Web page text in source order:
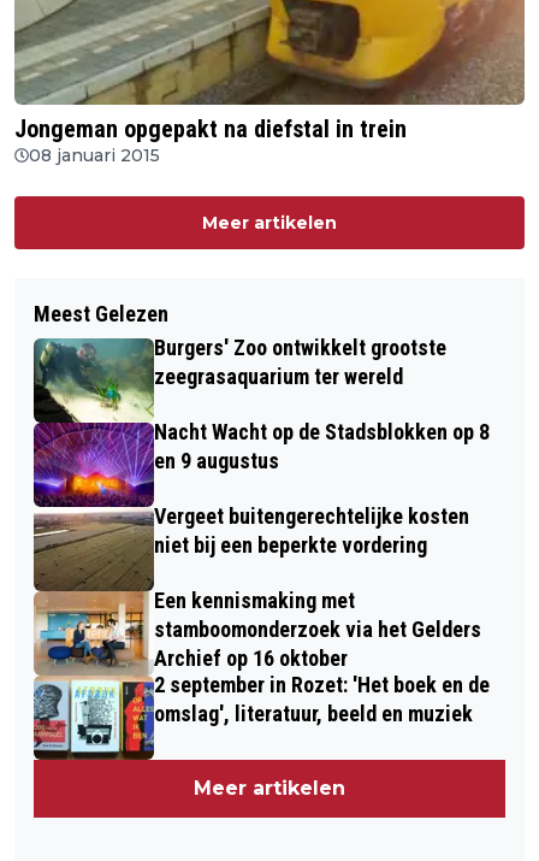
Jongeman opgepakt na diefstal in trein
08 januari 2015
Meer artikelen
Meest Gelezen
Burgers' Zoo ontwikkelt grootste
zeegrasaquarium ter wereld
Nacht Wacht op de Stadsblokken op 8
en 9 augustus
Vergeet buitengerechtelijke kosten
niet bij een beperkte vordering
Een kennismaking met
stamboomonderzoek via het Gelders
Archief op 16 oktober
2 september in Rozet: 'Het boek en de
omslag', literatuur, beeld en muziek
Meer artikelen